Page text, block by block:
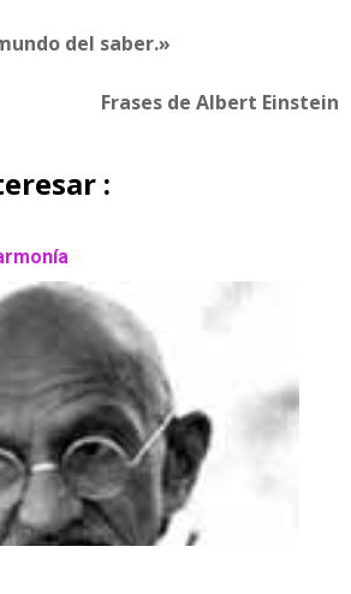
del saber.»
Frases de Albert Einstein
: